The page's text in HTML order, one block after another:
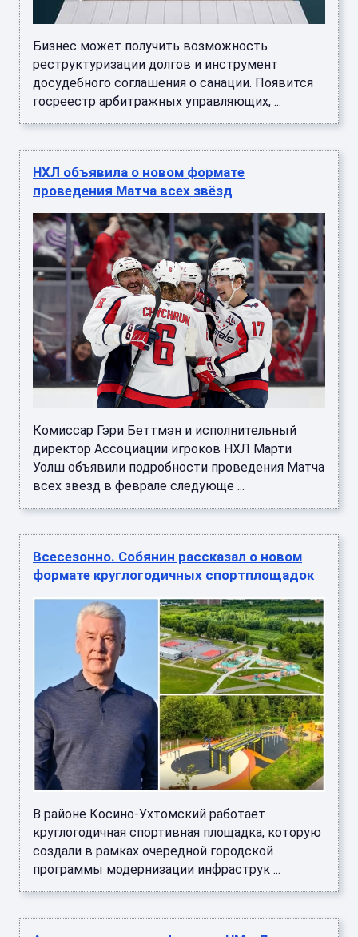
Бизнес может получить возможность
реструктуризации долгов и инструмент
досудебного соглашения о санации. Появится
госреестр арбитражных управляющих, ...
НХЛ объявила о новом формате
проведения Матча всех звёзд
Комиссар Гэри Беттмэн и исполнительный
директор Ассоциации игроков НХЛ Марти
Уолш объявили подробности проведения Матча
всех звезд в феврале следующе ...
Всесезонно. Собянин рассказал о новом
формате круглогодичных спортплощадок
В районе Косино-Ухтомский работает
круглогодичная спортивная площадка, которую
создали в рамках очередной городской
программы модернизации инфраструк ...